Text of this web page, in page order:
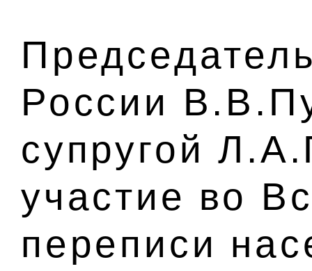
России
супругой
участие во
переписи